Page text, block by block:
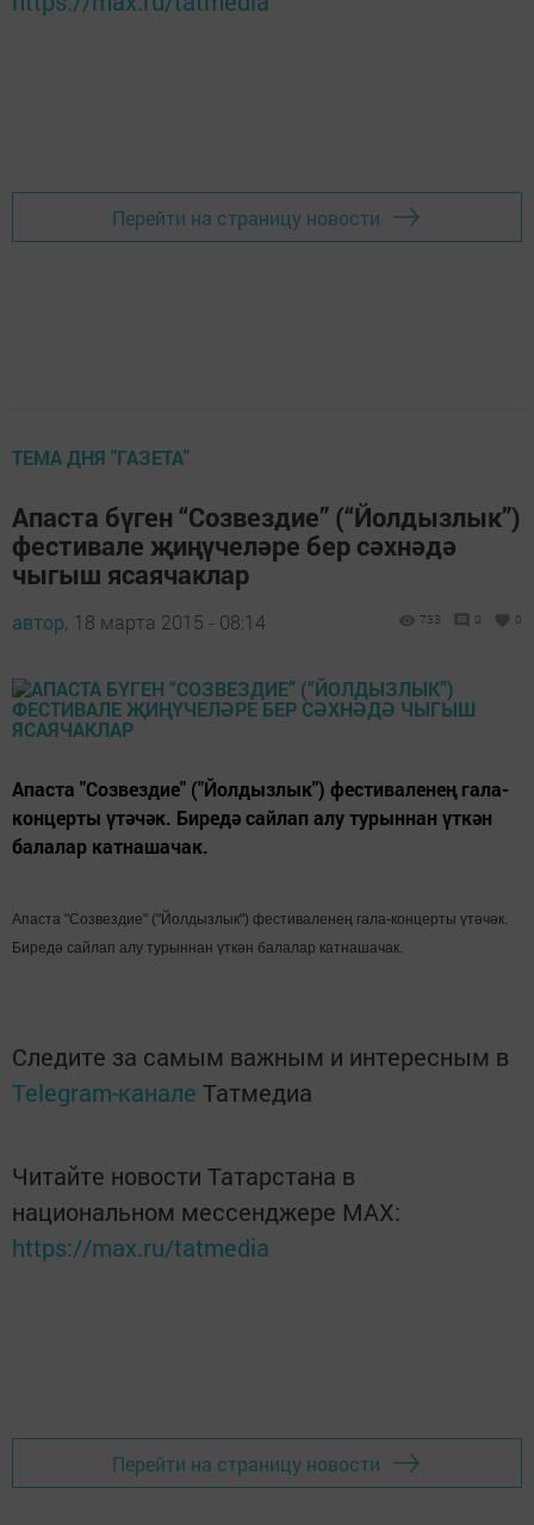
Перейти на страницу новости
ТЕМА ДНЯ "ГАЗЕТА"
Апаста бүген “Созвездие” (“Йолдызлык”)
фестивале җиңүчеләре бер сәхнәдә
чыгыш ясаячаклар
автор, 18 марта 2015 - 08:14 733 0 0
Апаста "Созвездие" ("Йолдызлык") фестиваленең гала-
концерты үтәчәк. Биредә сайлап алу турыннан үткән
балалар катнашачак.
Апаста "Созвездие" ("Йолдызлык") фестиваленең гала-концерты үтәчәк.
Биредә сайлап алу турыннан үткән балалар катнашачак.
Следите за самым важным и интересным в
Telegram-канале Татмедиа
Читайте новости Татарстана в
национальном мессенджере MАХ:
https://max.ru/tatmedia
Перейти на страницу новости